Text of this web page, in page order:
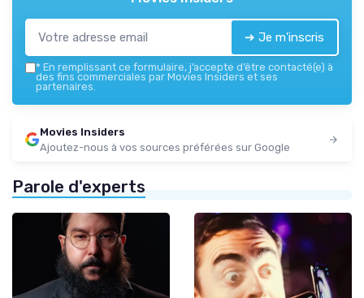
➔ Je m'inscris
* En remplissant ce formulaire, j’accepte d’être contacté(e) à
des fins commerciales par Movies Insiders et ses
partenaires.
Movies Insiders
Ajoutez-nous à vos sources préférées sur Google
Parole d'experts